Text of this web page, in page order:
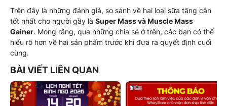
Trên đây là những đánh giá, so sánh về hai loại sữa tăng cân
tốt nhất cho người gầy là Super Mass và Muscle Mass
Gainer. Mong rằng, qua những chia sẻ ở trên, các bạn có thể
hiểu rõ hơn về hai sản phẩm trước khi đưa ra quyết định cuối
cùng.
BÀI VIẾT LIÊN QUAN